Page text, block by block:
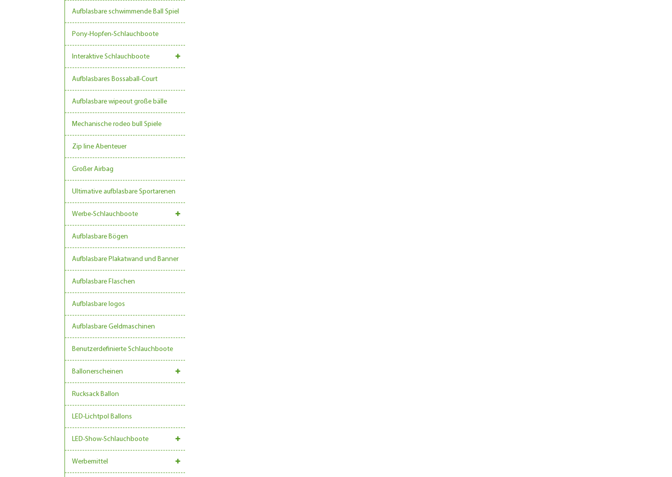
Aufblasbare schwimmende Ball Spiel
Pony-Hopfen-Schlauchboote
Interaktive Schlauchboote
Aufblasbares Bossaball-Court
Aufblasbare wipeout große bälle
Mechanische rodeo bull Spiele
Zip line Abenteuer
Großer Airbag
Ultimative aufblasbare Sportarenen
Werbe-Schlauchboote
Aufblasbare Bögen
Aufblasbare Plakatwand und Banner
Aufblasbare Flaschen
Aufblasbare logos
Aufblasbare Geldmaschinen
Benutzerdefinierte Schlauchboote
Ballonerscheinen
Rucksack Ballon
LED-Lichtpol Ballons
LED-Show-Schlauchboote
Werbemittel